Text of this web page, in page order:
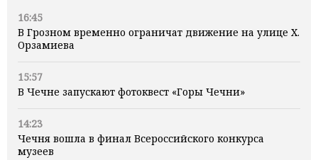
16:45
В Грозном временно ограничат движение на улице Х.
Орзамиева
15:57
В Чечне запускают фотоквест «Горы Чечни»
14:23
Чечня вошла в финал Всероссийского конкурса
музеев